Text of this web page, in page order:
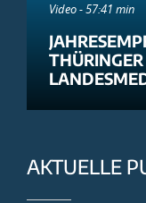
Video - 57:41 min
THÜRINGER
AKTUELLE